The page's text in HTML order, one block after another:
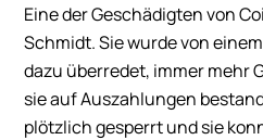
Eine der Geschädigten von
Schmidt. Sie wurde von
dazu überredet, immer mehr
sie auf Auszahlungen
plötzlich gesperrt und sie